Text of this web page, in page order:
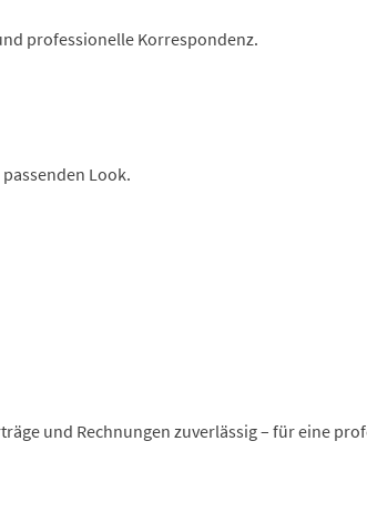
professionelle Korrespondenz.
Look.
und Rechnungen zuverlässig – für eine